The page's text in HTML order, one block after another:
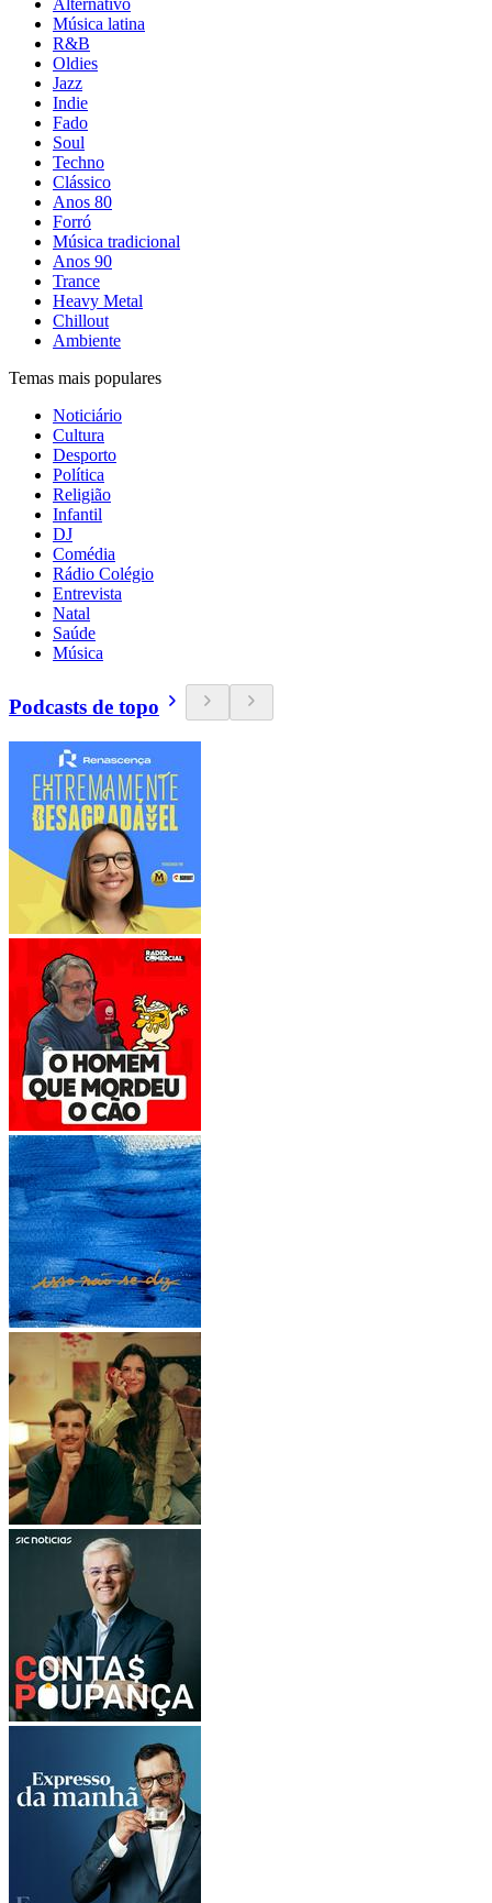
Alternativo
Música latina
R&B
Oldies
Jazz
Indie
Fado
Soul
Techno
Clássico
Anos 80
Forró
Música tradicional
Anos 90
Trance
Heavy Metal
Chillout
Ambiente
Temas mais populares
Noticiário
Cultura
Desporto
Política
Religião
Infantil
DJ
Comédia
Rádio Colégio
Entrevista
Natal
Saúde
Música
Podcasts de topo